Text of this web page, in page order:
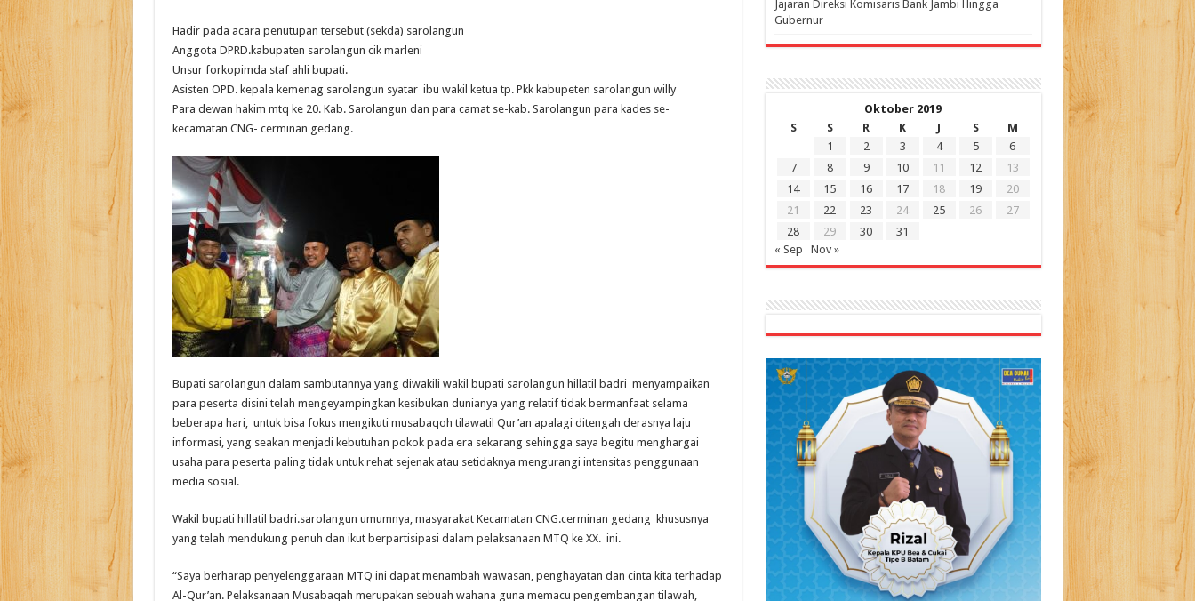
Hadir pada acara penutupan tersebut (sekda) sarolangun
Anggota DPRD.kabupaten sarolangun cik marleni
Unsur forkopimda staf ahli bupati.
Asisten OPD. kepala kemenag sarolangun syatar ibu wakil ketua tp. Pkk kabupeten sarolangun willy
Para dewan hakim mtq ke 20. Kab. Sarolangun dan para camat se-kab. Sarolangun para kades se-
kecamatan CNG- cerminan gedang.
Bupati sarolangun dalam sambutannya yang diwakili wakil bupati sarolangun hillatil badri menyampaikan
para peserta disini telah mengeyampingkan kesibukan dunianya yang relatif tidak bermanfaat selama
beberapa hari, untuk bisa fokus mengikuti musabaqoh tilawatil Qur’an apalagi ditengah derasnya laju
informasi, yang seakan menjadi kebutuhan pokok pada era sekarang sehingga saya begitu menghargai
usaha para peserta paling tidak untuk rehat sejenak atau setidaknya mengurangi intensitas penggunaan
media sosial.
Wakil bupati hillatil badri.sarolangun umumnya, masyarakat Kecamatan CNG.cerminan gedang khususnya
yang telah mendukung penuh dan ikut berpartisipasi dalam pelaksanaan MTQ ke XX. ini.
“Saya berharap penyelenggaraan MTQ ini dapat menambah wawasan, penghayatan dan cinta kita terhadap
Al-Qur’an. Pelaksanaan Musabaqah merupakan sebuah wahana guna memacu pengembangan tilawah,
Jajaran Direksi Komisaris Bank Jambi Hingga
Gubernur ‎
Oktober 2019
S
S R K J S
M
1
2 3 4 5
6
7
8 9 10 11 12
13
14
15 16 17 18 19
20
21
22 23 24 25 26
27
28
29 30
31
« Sep
Nov »